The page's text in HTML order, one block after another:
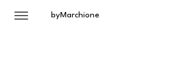
byMarchione